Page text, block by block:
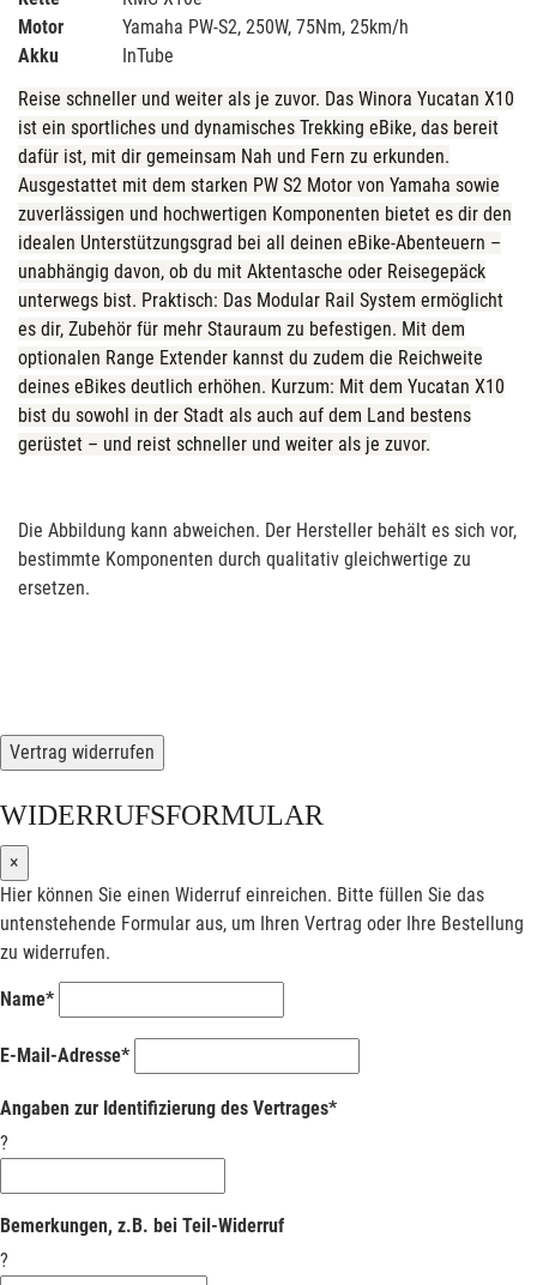
Motor
Yamaha PW-S2, 250W, 75Nm, 25km/h
Akku
InTube
Reise schneller und weiter als je zuvor. Das Winora Yucatan X10
ist ein sportliches und dynamisches Trekking eBike, das bereit
dafür ist, mit dir gemeinsam Nah und Fern zu erkunden.
Ausgestattet mit dem starken PW S2 Motor von Yamaha sowie
zuverlässigen und hochwertigen Komponenten bietet es dir den
idealen Unterstützungsgrad bei all deinen eBike-Abenteuern –
unabhängig davon, ob du mit Aktentasche oder Reisegepäck
unterwegs bist. Praktisch: Das Modular Rail System ermöglicht
es dir, Zubehör für mehr Stauraum zu befestigen. Mit dem
optionalen Range Extender kannst du zudem die Reichweite
deines eBikes deutlich erhöhen. Kurzum: Mit dem Yucatan X10
bist du sowohl in der Stadt als auch auf dem Land bestens
gerüstet – und reist schneller und weiter als je zuvor.
Die Abbildung kann abweichen. Der Hersteller behält es sich vor,
bestimmte Komponenten durch qualitativ gleichwertige zu
ersetzen.
Vertrag widerrufen
WIDERRUFSFORMULAR
×
Hier können Sie einen Widerruf einreichen. Bitte füllen Sie das
untenstehende Formular aus, um Ihren Vertrag oder Ihre Bestellung
zu widerrufen.
Name*
E-Mail-Adresse*
Angaben zur Identifizierung des Vertrages*
?
Bemerkungen, z.B. bei Teil-Widerruf
?